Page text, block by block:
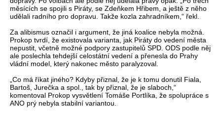
měsících se spojili s Piráty, se Zdeňkem Hřibem, a ještě z něho
udělali radního pro dopravu. Takže kozla zahradníkem,“ řekl.
Za alibismus označil i argument, že jiná koalice nebyla možná.
Prokop tvrdí, že existovala varianta, jak Piráty do vedení města
nepustit, včetně možné podpory zastupitelů SPD. ODS podle něj
ale poslechla tehdejší celostátní vedení a přenesla do Prahy
vládní model, který nakonec město paralyzoval.
„Co má říkat jiného? Kdyby přiznal, že je k tomu donutil Fiala,
Bartoš, Jurečka a spol., tak by přiznal, že je slaboch,“
komentoval Prokop vysvětlení Tomáše Portlíka, že spolupráce s
ANO prý nebyla stabilní variantou.